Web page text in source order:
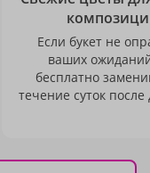
Если букет не
ваших
бесплатно
течение суток после